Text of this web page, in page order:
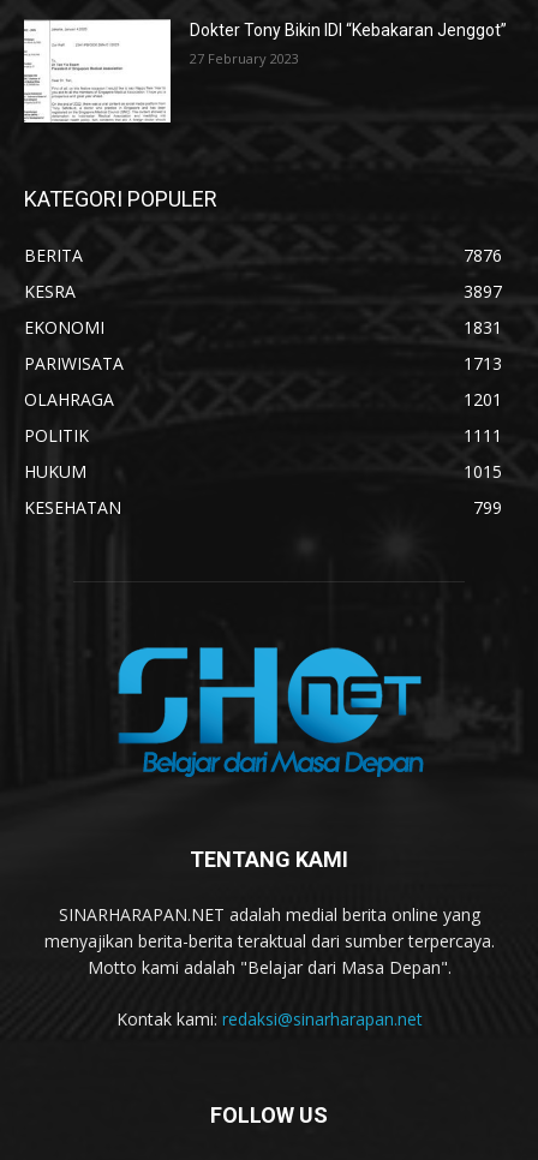
Dokter Tony Bikin IDI “Kebakaran Jenggot”
27 February 2023
KATEGORI POPULER
BERITA
7876
KESRA
3897
EKONOMI
1831
PARIWISATA
1713
OLAHRAGA
1201
POLITIK
1111
HUKUM
1015
KESEHATAN
799
TENTANG KAMI
SINARHARAPAN.NET adalah medial berita online yang
menyajikan berita-berita teraktual dari sumber terpercaya.
Motto kami adalah "Belajar dari Masa Depan".
Kontak kami: redaksi@sinarharapan.net
FOLLOW US